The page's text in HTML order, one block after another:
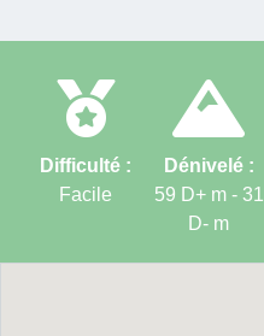
Difficulté :
Facile
Dénivelé :
59 D+ m - 31
D- m